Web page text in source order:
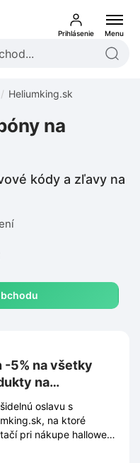
Prihlásenie Menu
Heliumking.sk
na
kódy a zľavy na
5% na všetky
na
oslavu s
na ktoré
pri nákupe halloween
kupón a cena sa